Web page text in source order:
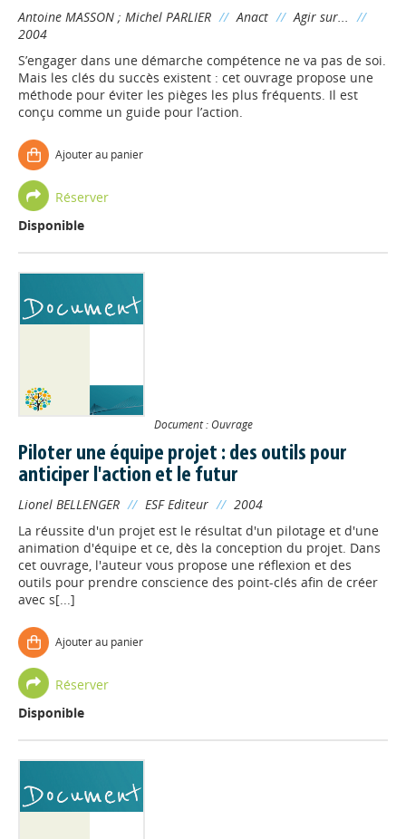
Antoine MASSON ; Michel PARLIER // Anact // Agir sur... //
2004
S’engager dans une démarche compétence ne va pas de soi.
Mais les clés du succès existent : cet ouvrage propose une
méthode pour éviter les pièges les plus fréquents. Il est
conçu comme un guide pour l’action.
Ajouter au panier
Réserver
Disponible
Document : Ouvrage
Piloter une équipe projet : des outils pour
anticiper l'action et le futur
Lionel BELLENGER // ESF Editeur // 2004
La réussite d'un projet est le résultat d'un pilotage et d'une
animation d'équipe et ce, dès la conception du projet. Dans
cet ouvrage, l'auteur vous propose une réflexion et des
outils pour prendre conscience des point-clés afin de créer
avec s[...]
Ajouter au panier
Réserver
Disponible